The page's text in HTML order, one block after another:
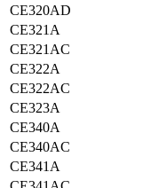
CE320AD
CE321A
CE321AC
CE322A
CE322AC
CE323A
CE340A
CE340AC
CE341A